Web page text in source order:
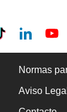
Normas
Aviso Legal